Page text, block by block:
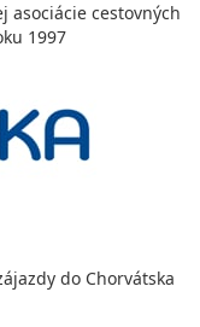
asociácie cestovných
1997
do Chorvátska